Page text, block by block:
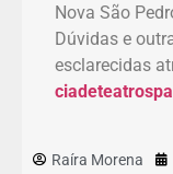
Nova São
Dúvidas e
esclarecidas
Raíra Morena